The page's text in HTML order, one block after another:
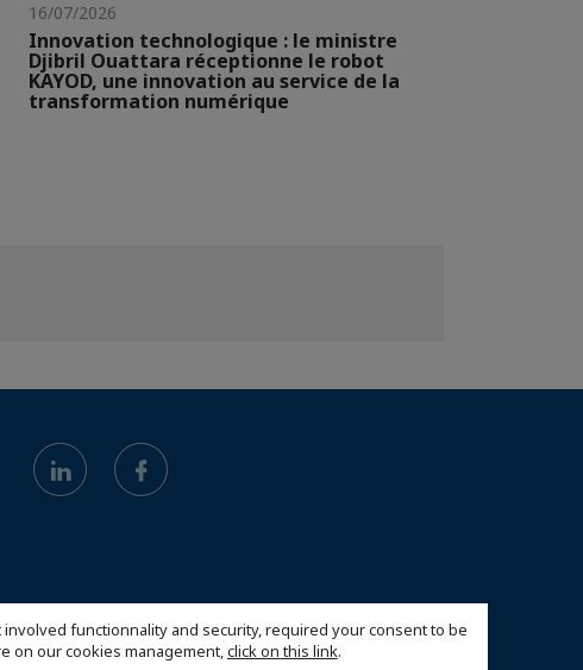
functionnality and security, required your consent to be
on our cookies management,click on this link.
16/07/2026
Innovation technologique : le ministre
Djibril Ouattara réceptionne le robot
KAYOD, une innovation au service de la
transformation numérique